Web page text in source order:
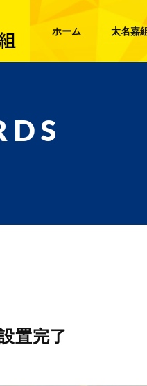
ホーム 太名嘉
置完了